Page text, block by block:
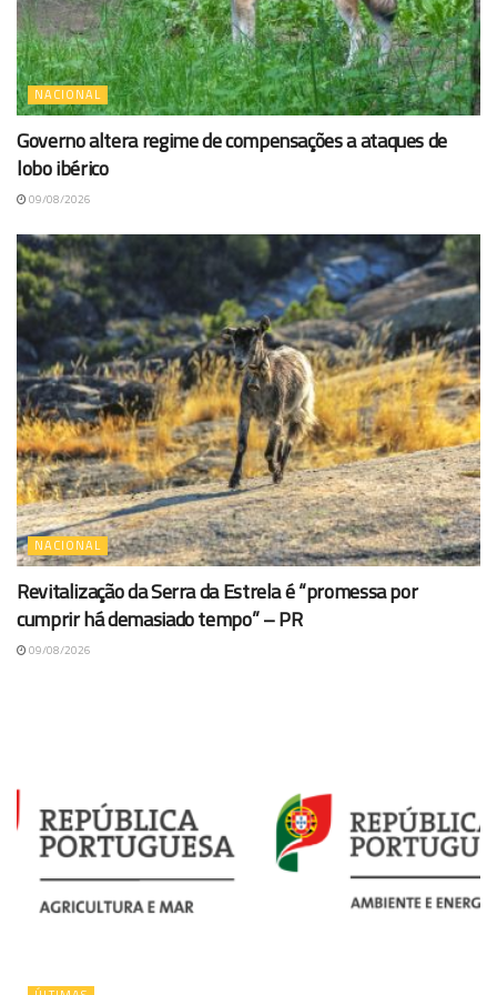
NACIONAL
Governo altera regime de compensações a ataques de
lobo ibérico
09/08/2026
NACIONAL
Revitalização da Serra da Estrela é “promessa por
cumprir há demasiado tempo” – PR
09/08/2026